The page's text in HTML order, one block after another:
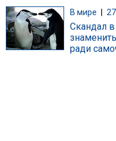
В мире
Скандал
ради